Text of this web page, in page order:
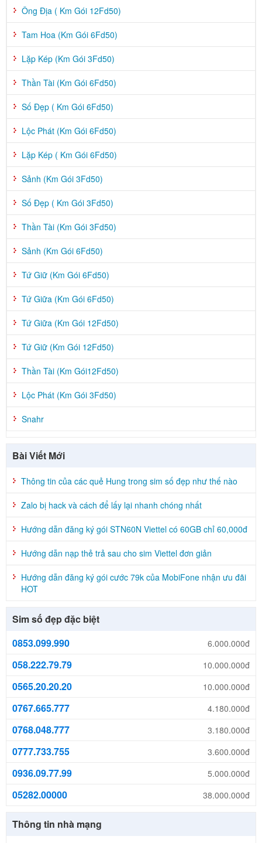
Ông Địa ( Km Gói 12Fd50)
Tam Hoa (Km Gói 6Fd50)
Lặp Kép (Km Gói 3Fd50)
Thần Tài (Km Gói 6Fd50)
Số Đẹp ( Km Gói 6Fd50)
Lộc Phát (Km Gói 6Fd50)
Lặp Kép ( Km Gói 6Fd50)
Sảnh (Km Gói 3Fd50)
Số Đẹp ( Km Gói 3Fd50)
Thần Tài (Km Gói 3Fd50)
Sảnh (Km Gói 6Fd50)
Tứ Giữ (Km Gói 6Fd50)
Tứ Giữa (Km Gói 6Fd50)
Tứ Giữa (Km Gói 12Fd50)
Tứ Giữ (Km Gói 12Fd50)
Thần Tài (Km Gói12Fd50)
Lộc Phát (Km Gói 3Fd50)
Snahr
Bài Viết Mới
Thông tin của các quẻ Hung trong sim số đẹp như thế nào
Zalo bị hack và cách để lấy lại nhanh chóng nhất
Hướng dẫn đăng ký gói STN60N Viettel có 60GB chỉ 60,000đ
Hướng dẫn nạp thẻ trả sau cho sim Viettel đơn giản
Hướng dẫn đăng ký gói cước 79k của MobiFone nhận ưu đãi
HOT
Sim số đẹp đặc biệt
0853.099.990
6.000.000đ
058.222.79.79 10.000.000đ
0565.20.20.20 10.000.000đ
0767.665.777 4.180.000đ
0768.048.777 3.180.000đ
0777.733.755 3.600.000đ
0936.09.77.99 5.000.000đ
05282.00000 38.000.000đ
Thông tin nhà mạng